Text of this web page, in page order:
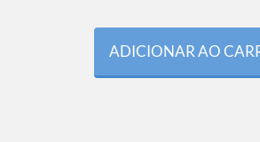
ADICIONAR AO